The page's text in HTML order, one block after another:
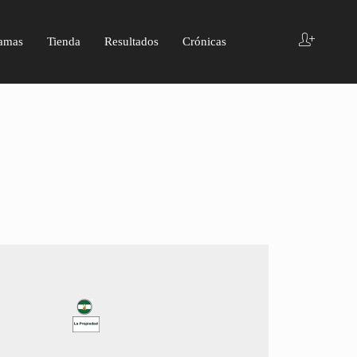
Tienda Resultados Crónicas